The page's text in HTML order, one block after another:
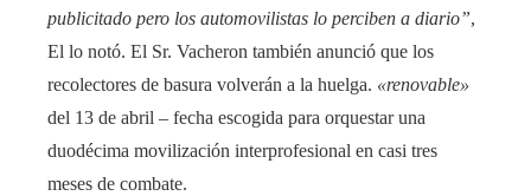
publicitado pero los automovilistas lo perciben a diario”,
El lo notó. El Sr. Vacheron también anunció que los
recolectores de basura volverán a la huelga. «renovable»
del 13 de abril – fecha escogida para orquestar una
duodécima movilización interprofesional en casi tres
meses de combate.